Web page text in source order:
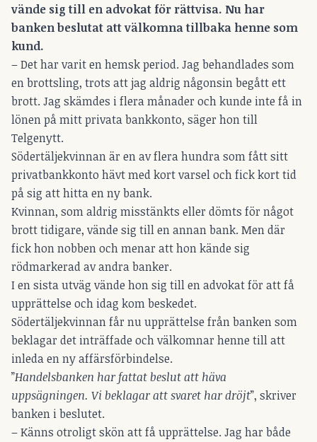
vände sig till en advokat för rättvisa. Nu har
banken beslutat att välkomna tillbaka henne som
kund.
– Det har varit en hemsk period. Jag behandlades som
en brottsling, trots att jag aldrig någonsin begått ett
brott. Jag skämdes i flera månader och kunde inte få in
lönen på mitt privata bankkonto, säger hon till
Telgenytt.
Södertäljekvinnan är en av flera hundra som fått sitt
privatbankkonto hävt med kort varsel och fick kort tid
på sig att hitta en ny bank.
Kvinnan, som aldrig misstänkts eller dömts för något
brott tidigare, vände sig till en annan bank. Men där
fick hon nobben och menar att hon kände sig
rödmarkerad av andra banker.
I en sista utväg vände hon sig till en advokat för att få
upprättelse och idag kom beskedet.
Södertäljekvinnan får nu upprättelse från banken som
beklagar det inträffade och välkomnar henne till att
inleda en ny affärsförbindelse.
”Handelsbanken har fattat beslut att häva
uppsägningen. Vi beklagar att svaret har dröjt”, skriver
banken i beslutet.
– Känns otroligt skön att få upprättelse. Jag har både